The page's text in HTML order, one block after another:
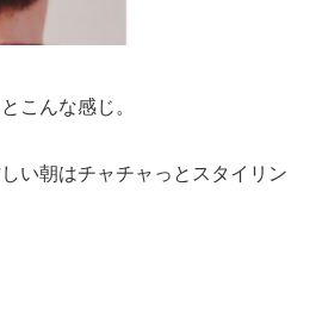
こんな感じ。
い朝はチャチャっとスタイリン